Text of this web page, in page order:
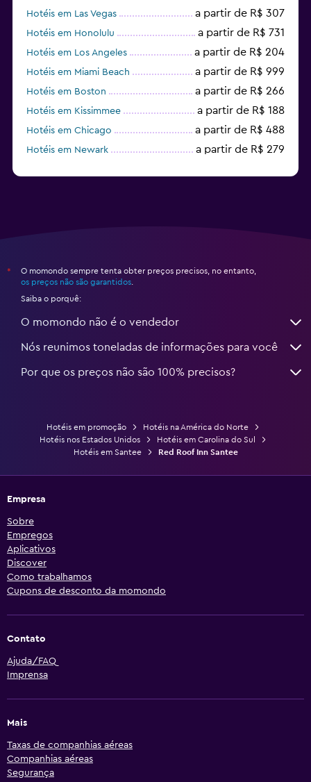
Hotéis em Las Vegas a partir de R$ 307
Hotéis em Honolulu a partir de R$ 731
Hotéis em Los Angeles a partir de R$ 204
Hotéis em Miami Beach a partir de R$ 999
Hotéis em Boston a partir de R$ 266
Hotéis em Kissimmee a partir de R$ 188
Hotéis em Chicago a partir de R$ 488
Hotéis em Newark a partir de R$ 279
*
O momondo sempre tenta obter preços precisos, no entanto,
os preços não são garantidos
Saiba o porquê:
O momondo não é o vendedor
Nós reunimos toneladas de informações para você
Por que os preços não são 100% precisos?
Hotéis em promoção
Hotéis na América do Norte
Hotéis nos Estados Unidos
Hotéis em Carolina do Sul
Hotéis em Santee
Red Roof Inn Santee
Empresa
Sobre
Empregos
Aplicativos
Discover
Como trabalhamos
Cupons de desconto da momondo
Contato
Ajuda/FAQ
Imprensa
Mais
Taxas de companhias aéreas
Companhias aéreas
Segurança